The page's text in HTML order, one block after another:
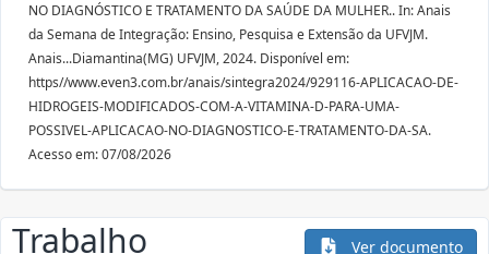
NO DIAGNÓSTICO E TRATAMENTO DA SAÚDE DA MULHER.. In: Anais
da Semana de Integração: Ensino, Pesquisa e Extensão da UFVJM.
Anais...Diamantina(MG) UFVJM, 2024. Disponível em:
https//www.even3.com.br/anais/sintegra2024/929116-APLICACAO-DE-
HIDROGEIS-MODIFICADOS-COM-A-VITAMINA-D-PARA-UMA-
POSSIVEL-APLICACAO-NO-DIAGNOSTICO-E-TRATAMENTO-DA-SA.
Acesso em: 07/08/2026
Trabalho Ver documento